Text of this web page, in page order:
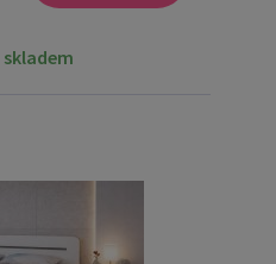
skladem